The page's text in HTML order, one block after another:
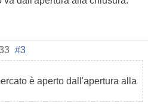
#3
è aperto dall'apertura alla